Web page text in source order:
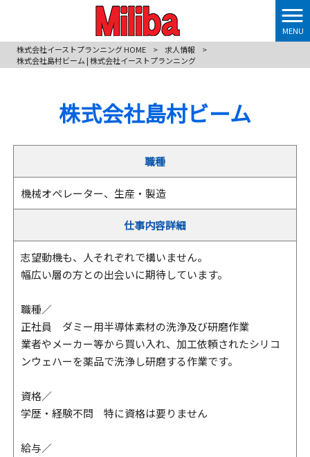
MENU
株式会社イーストプランニング HOME
> 求人情報
>
株式会社島村ビーム | 株式会社イーストプランニング
株式会社島村ビーム
職種
機械オペレーター、生産・製造
仕事内容詳細
志望動機も、人それぞれで構いません。
幅広い層の方との出会いに期待しています。
職種／
正社員 ダミー用半導体素材の洗浄及び研磨作業
業者やメーカー等から買い入れ、加工依頼されたシリコ
ンウェハーを薬品で洗浄し研磨する作業です。
資格／
学歴・経験不問 特に資格は要りません
給与／